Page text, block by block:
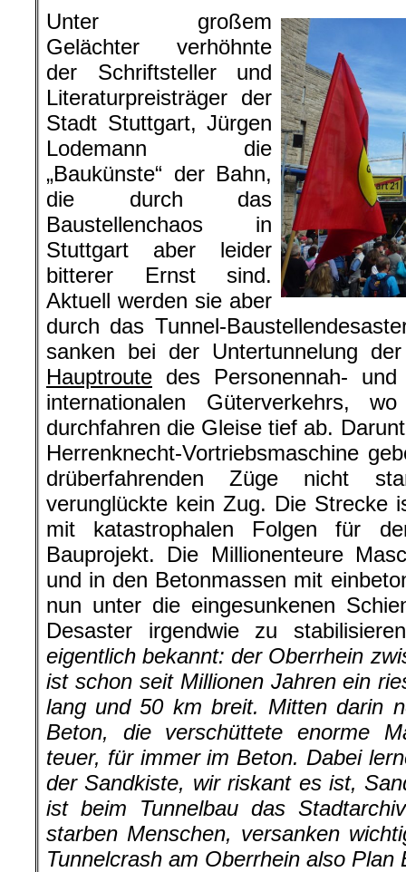
Unter großem
Gelächter verhöhnte
der Schriftsteller und
Literaturpreisträger der
Stadt Stuttgart, Jürgen
Lodemann die
„Baukünste“ der Bahn,
die durch das
Baustellenchaos in
Stuttgart aber leider
bitterer Ernst sind.
Aktuell werden sie aber
durch das Tunnel-
sanken bei der Untertunnelung
Hauptroute des Personennah-
internationalen Güterverkehrs,
durchfahren die Gleise tief ab.
Herrenknecht-Vortriebsmaschine
drüberfahrenden Züge nicht
verunglückte kein Zug. Die Strecke
mit katastrophalen Folgen für
Bauprojekt. Die Millionenteure
und in den Betonmassen mit
nun unter die eingesunkenen
Desaster irgendwie zu
eigentlich bekannt: der Oberrhein
ist schon seit Millionen Jahren ein
lang und 50 km breit. Mitten darin
Beton, die verschüttete enorme
teuer, für immer im Beton. Dabei
der Sandkiste, wir riskant es ist,
ist beim Tunnelbau das
starben Menschen, versanken
Tunnelcrash am Oberrhein also